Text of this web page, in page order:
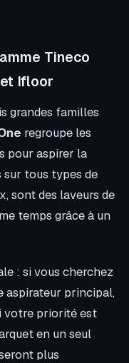
Tineco
Ifloor
grandes familles
regroupe les
pour aspirer la
sur tous types de
sont des laveurs de
temps grâce à un
: si vous cherchez
aspirateur principal,
votre priorité est
en un seul
plus